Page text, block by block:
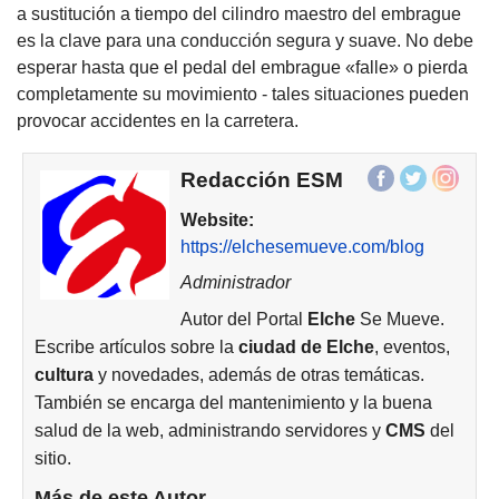
a sustitución a tiempo del cilindro maestro del embrague
es la clave para una conducción segura y suave. No debe
esperar hasta que el pedal del embrague «falle» o pierda
completamente su movimiento - tales situaciones pueden
provocar accidentes en la carretera.
Redacción ESM
Website:
https://elchesemueve.com/blog
Administrador
Autor del Portal
ElcheSe Mueve.
Escribe artículos sobre la ciudad de Elche, eventos,
cultura y novedades, además de otras temáticas.
También se encarga del mantenimiento y la buena
salud de la web, administrando servidores y CMS del
sitio.